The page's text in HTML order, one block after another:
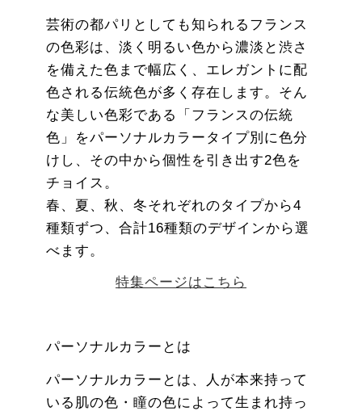
芸術の都パリとしても知られるフランス
の色彩は、淡く明るい色から濃淡と渋さ
を備えた色まで幅広く、エレガントに配
色される伝統色が多く存在します。そん
な美しい色彩である「フランスの伝統
色」をパーソナルカラータイプ別に色分
けし、その中から個性を引き出す2色を
チョイス。
春、夏、秋、冬それぞれのタイプから4
種類ずつ、合計16種類のデザインから選
べます。
特集ページはこちら
パーソナルカラーとは
パーソナルカラーとは、人が本来持って
いる肌の色・瞳の色によって生まれ持っ